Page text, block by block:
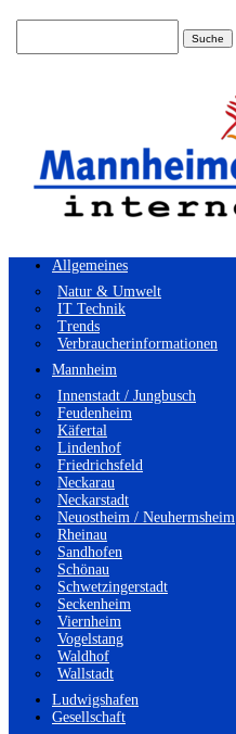
Allgemeines
Natur & Umwelt
IT Technik
Trends
Verbraucherinformationen
Mannheim
Innenstadt / Jungbusch
Feudenheim
Käfertal
Lindenhof
Friedrichsfeld
Neckarau
Neckarstadt
Neuostheim / Neuhermsheim
Rheinau
Sandhofen
Schönau
Schwetzingerstadt
Seckenheim
Viernheim
Vogelstang
Waldhof
Wallstadt
Ludwigshafen
Gesellschaft